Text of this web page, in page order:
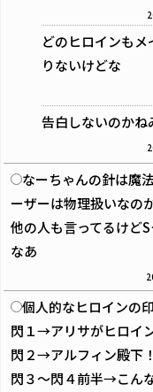
どのヒロインも
りないけどな
告白しないのかね
なーちゃんの針は魔
ーザーは物理扱いなの
他の人も言ってるけど
なあ
個人的なヒロインの
閃１→アリサがヒロイ
閃２→アルフィン殿下
閃３～閃４前半→こん